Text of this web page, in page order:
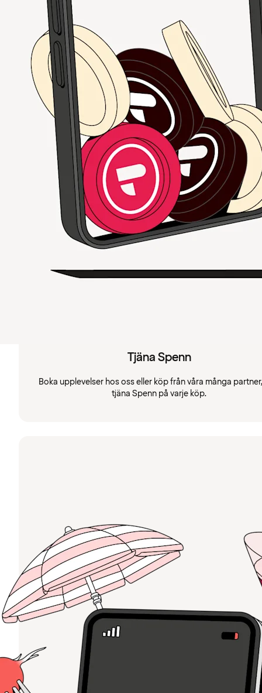
Tjäna Spenn
Boka upplevelser hos oss eller köp från våra många
tjäna Spenn på varje köp.